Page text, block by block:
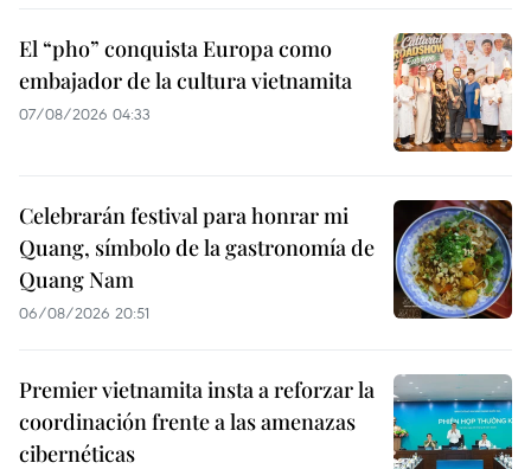
El “pho” conquista Europa como
embajador de la cultura vietnamita
07/08/2026 04:33
Celebrarán festival para honrar mi
Quang, símbolo de la gastronomía de
Quang Nam
06/08/2026 20:51
Premier vietnamita insta a reforzar la
coordinación frente a las amenazas
cibernéticas